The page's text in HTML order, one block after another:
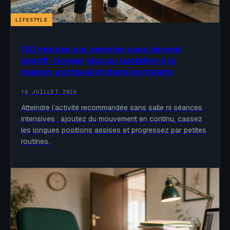
LIFESTYLE
150 minutes par semaine sans devenir
sportif : bouger plus au quotidien à la
maison, au travail et dans les trajets
16 JUILLET 2026
Atteindre l’activité recommandée sans salle ni séances
intensives : ajoutez du mouvement en continu, cassez
les longues positions assises et progressez par petites
routines.